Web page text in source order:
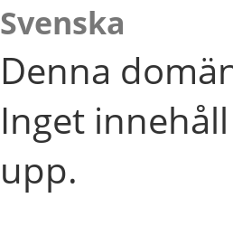
Svenska
Denna
Inget
upp.